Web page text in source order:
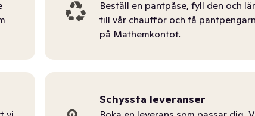
Beställ en pantpåse, fyll den och
till vår chaufför och få
på Mathemkontot.
Schyssta leveranser